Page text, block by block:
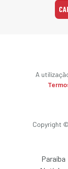
A
Copyright
Paraíba